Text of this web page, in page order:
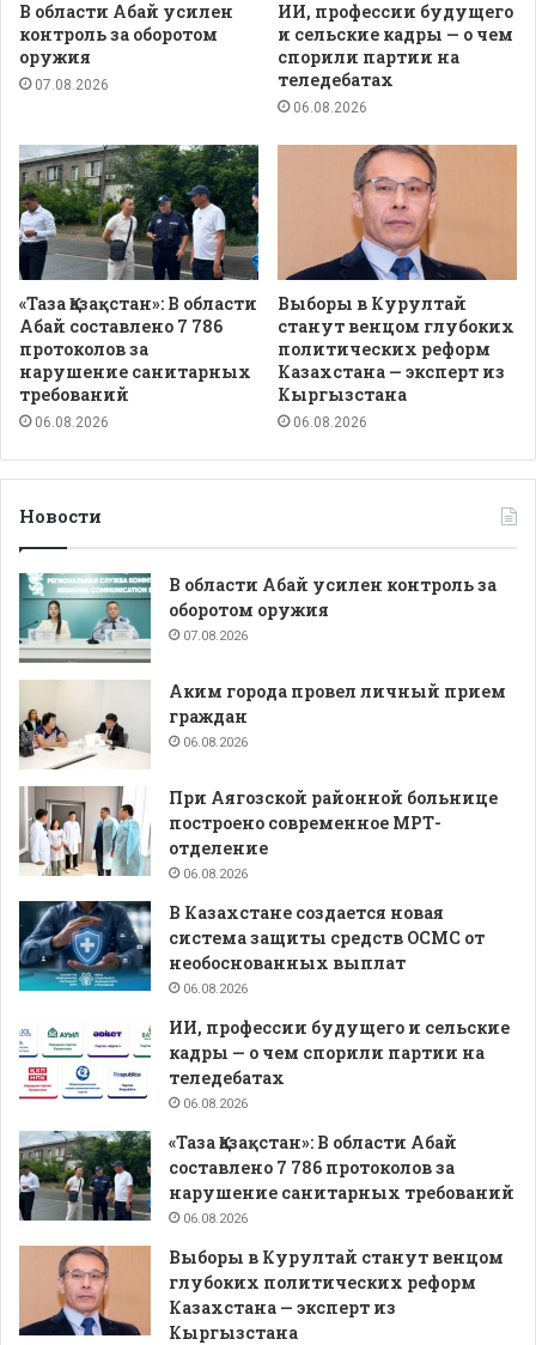
В области Абай усилен
контроль за оборотом
оружия
07.08.2026
ИИ, профессии будущего
и сельские кадры — о чем
спорили партии на
теледебатах
06.08.2026
«Таза Қазақстан»: В области
Абай составлено 7 786
протоколов за
нарушение санитарных
требований
06.08.2026
Выборы в Курултай
станут венцом глубоких
политических реформ
Казахстана — эксперт из
Кыргызстана
06.08.2026
Новости
В области Абай усилен контроль за
оборотом оружия
07.08.2026
Аким города провел личный прием
граждан
06.08.2026
При Аягозской районной больнице
построено современное МРТ-
отделение
06.08.2026
В Казахстане создается новая
система защиты средств ОСМС от
необоснованных выплат
06.08.2026
ИИ, профессии будущего и сельские
кадры — о чем спорили партии на
теледебатах
06.08.2026
«Таза Қазақстан»: В области Абай
составлено 7 786 протоколов за
нарушение санитарных требований
06.08.2026
Выборы в Курултай станут венцом
глубоких политических реформ
Казахстана — эксперт из
Кыргызстана